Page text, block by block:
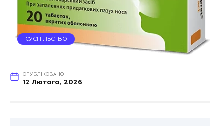
СУСПІЛЬСТВО
ОПУБЛІКОВАНО
12 Лютого, 2026